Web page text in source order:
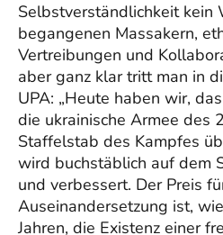
Selbstverständlichkeit kein
begangenen Massakern,
Vertreibungen und
aber ganz klar tritt man in
UPA: „Heute haben wir,
die ukrainische Armee des
Staffelstab des Kampfes
wird buchstäblich auf dem
und verbessert. Der Preis
Auseinandersetzung ist,
Jahren, die Existenz einer